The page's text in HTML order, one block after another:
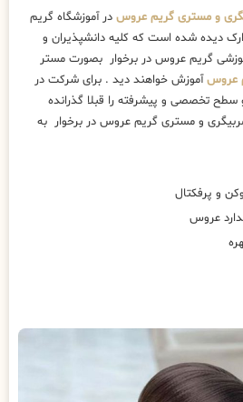
و مستری گریم عروس در آموزشگاه گریم
دیده شده است که کلیه دانشپذیران و
گریم عروس در برخوار بصورت مستر
عروسآموزش خواهند دید . برای شرکت در
سطح تخصصی و پیشرفته را قبلا گذرانده
و مستری گریم عروس در برخوار به
و پرفکتال
عروس